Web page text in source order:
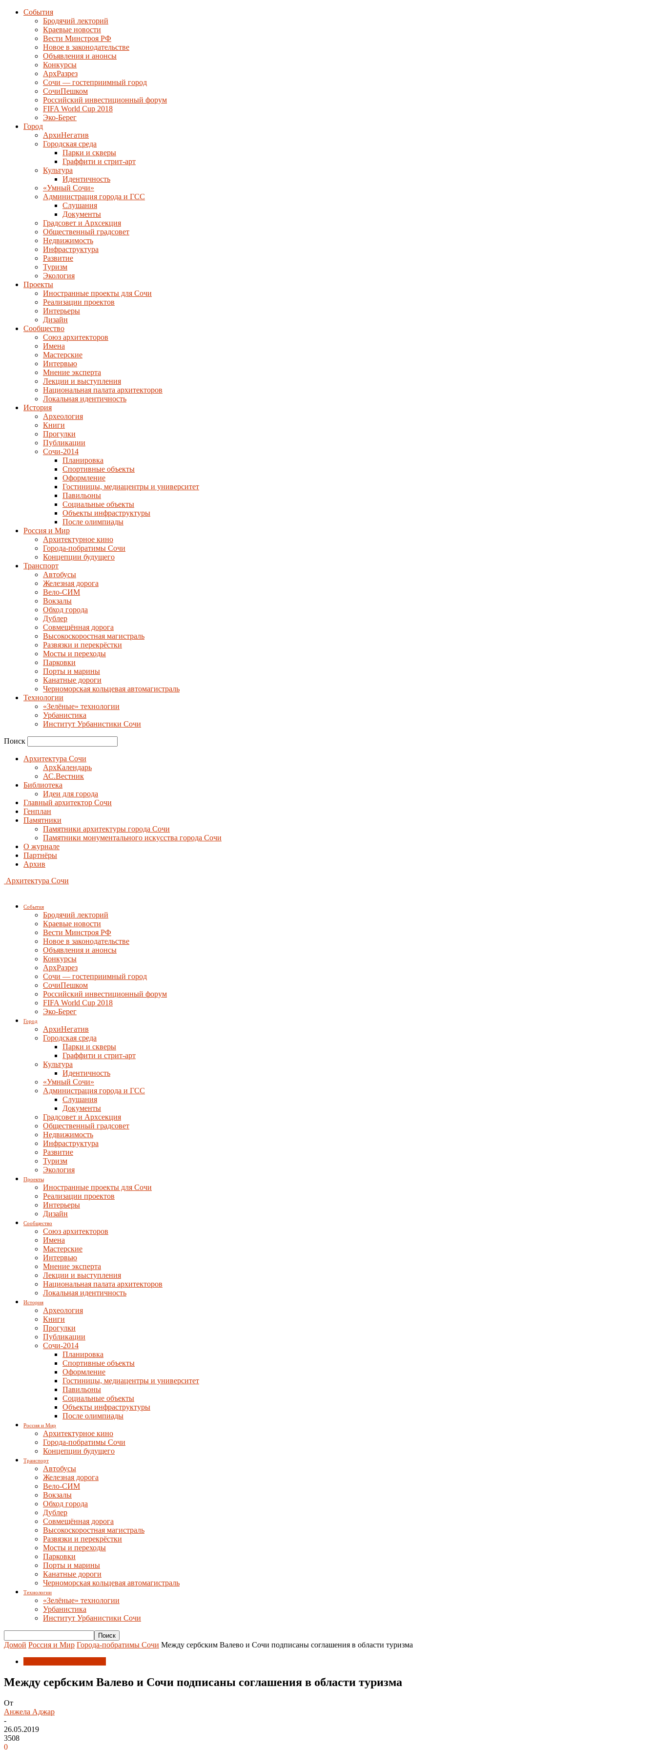
События
Бродячий лекторий
Краевые новости
Вести Минстроя РФ
Новое в законодательстве
Объявления и анонсы
Конкурсы
АрхРазрез
Сочи — гостеприимный город
СочиПешком
Российский инвестиционный форум
FIFA World Cup 2018
Эко-Берег
Город
АрхиНегатив
Городская среда
Парки и скверы
Граффити и стрит-арт
Культура
Идентичность
«Умный Сочи»
Администрация города и ГСС
Слушания
Документы
Градсовет и Архсекция
Общественный градсовет
Недвижимость
Инфраструктура
Развитие
Туризм
Экология
Проекты
Иностранные проекты для Сочи
Реализации проектов
Интерьеры
Дизайн
Сообщество
Союз архитекторов
Имена
Мастерские
Интервью
Мнение эксперта
Лекции и выступления
Национальная палата архитекторов
Локальная идентичность
История
Археология
Книги
Прогулки
Публикации
Сочи-2014
Планировка
Спортивные объекты
Оформление
Гостиницы, медиацентры и университет
Павильоны
Социальные объекты
Объекты инфраструктуры
После олимпиады
Россия и Мир
Архитектурное кино
Города-побратимы Сочи
Концепции будущего
Транспорт
Автобусы
Железная дорога
Вело-СИМ
Вокзалы
Обход города
Дублер
Совмещённая дорога
Высокоскоростная магистраль
Развязки и перекрёстки
Мосты и переходы
Парковки
Порты и марины
Канатные дороги
Черноморская кольцевая автомагистраль
Технологии
«Зелёные» технологии
Урбанистика
Институт Урбанистики Сочи
Поиск
Архитектура Сочи
АрхКалендарь
АС.Вестник
Библиотека
Идеи для города
Главный архитектор Сочи
Генплан
Памятники
Памятники архитектуры города Сочи
Памятники монументального искусства города Сочи
О журнале
Партнёры
Архив
Архитектура Сочи
События
Бродячий лекторий
Краевые новости
Вести Минстроя РФ
Новое в законодательстве
Объявления и анонсы
Конкурсы
АрхРазрез
Сочи — гостеприимный город
СочиПешком
Российский инвестиционный форум
FIFA World Cup 2018
Эко-Берег
Город
АрхиНегатив
Городская среда
Парки и скверы
Граффити и стрит-арт
Культура
Идентичность
«Умный Сочи»
Администрация города и ГСС
Слушания
Документы
Градсовет и Архсекция
Общественный градсовет
Недвижимость
Инфраструктура
Развитие
Туризм
Экология
Проекты
Иностранные проекты для Сочи
Реализации проектов
Интерьеры
Дизайн
Сообщество
Союз архитекторов
Имена
Мастерские
Интервью
Мнение эксперта
Лекции и выступления
Национальная палата архитекторов
Локальная идентичность
История
Археология
Книги
Прогулки
Публикации
Сочи-2014
Планировка
Спортивные объекты
Оформление
Гостиницы, медиацентры и университет
Павильоны
Социальные объекты
Объекты инфраструктуры
После олимпиады
Россия и Мир
Архитектурное кино
Города-побратимы Сочи
Концепции будущего
Транспорт
Автобусы
Железная дорога
Вело-СИМ
Вокзалы
Обход города
Дублер
Совмещённая дорога
Высокоскоростная магистраль
Развязки и перекрёстки
Мосты и переходы
Парковки
Порты и марины
Канатные дороги
Черноморская кольцевая автомагистраль
Технологии
«Зелёные» технологии
Урбанистика
Институт Урбанистики Сочи
Домой Россия и Мир Города-побратимы Сочи Между сербским Валево и Сочи подписаны соглашения в области туризма
Между сербским Валево и Сочи подписаны соглашения в области туризма
От
Анжела Аджар
-
26.05.2019
3508
0